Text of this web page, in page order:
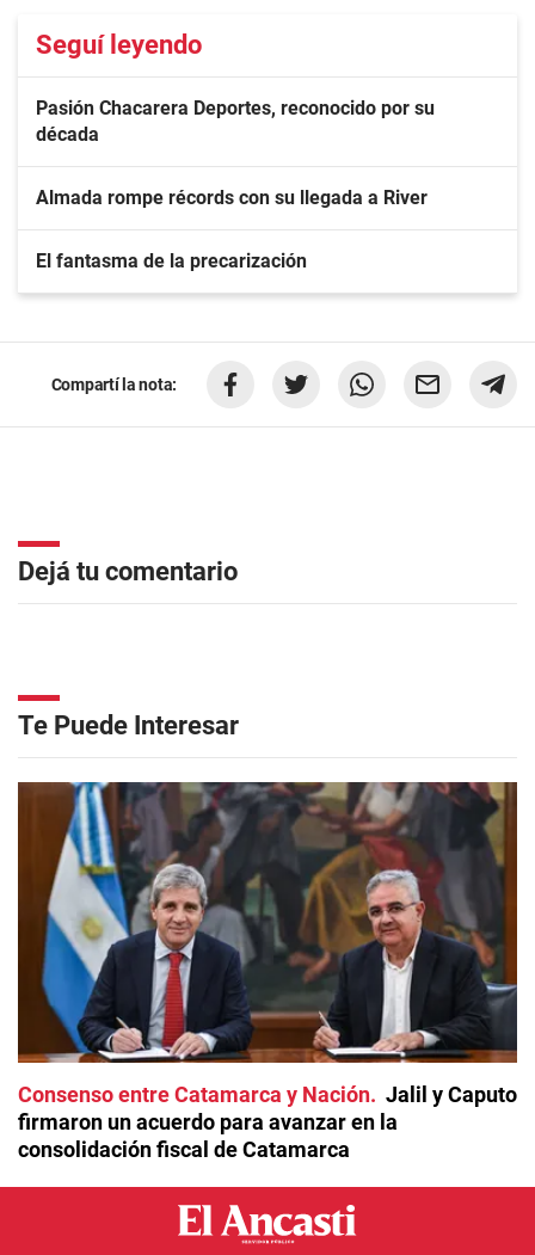
Seguí leyendo
Pasión Chacarera Deportes, reconocido por su
década
Almada rompe récords con su llegada a River
El fantasma de la precarización
Compartí la nota:
Dejá tu comentario
Te Puede Interesar
Consenso entre Catamarca y Nación
Jalil y Caputo
firmaron un acuerdo para avanzar en la
consolidación fiscal de Catamarca